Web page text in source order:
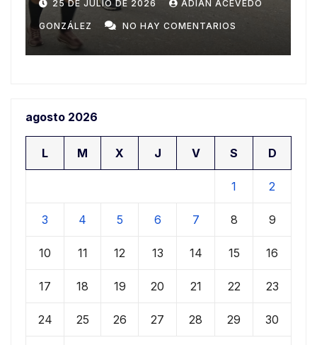
20 DE JULIO DE 2026 ADIAN ACEVEDO
GONZÁLEZ NO HAY COMENTARIOS
agosto 2026
L M X J V S D
1 2
3 4 5 6 7 8 9
10 11 12 13 14 15 16
17 18 19 20 21 22 23
24 25 26 27 28 29 30